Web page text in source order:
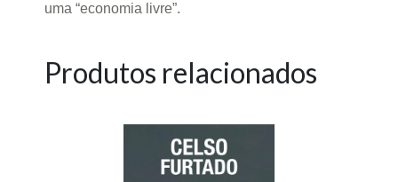
uma “economia livre”.
Produtos relacionados